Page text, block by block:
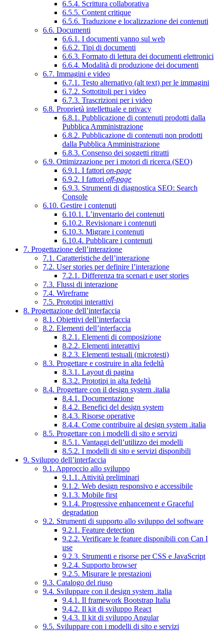
6.5.4. Scrittura collaborativa
6.5.5. Content critique
6.5.6. Traduzione e localizzazione dei contenuti
6.6. Documenti
6.6.1. I documenti vanno sul web
6.6.2. Tipi di documenti
6.6.3. Formato di lettura dei documenti elettronici
6.6.4. Modalità di produzione dei documenti
6.7. Immagini e video
6.7.1. Testo alternativo (alt text) per le immagini
6.7.2. Sottotitoli per i video
6.7.3. Trascrizioni per i video
6.8. Proprietà intellettuale e privacy
6.8.1. Pubblicazione di contenuti prodotti dalla
Pubblica Amministrazione
6.8.2. Pubblicazione di contenuti non prodotti
dalla Pubblica Amministrazione
6.8.3. Consenso dei soggetti ritratti
6.9. Ottimizzazione per i motori di ricerca (SEO)
6.9.1. I fattori on-page
6.9.2. I fattori off-page
6.9.3. Strumenti di diagnostica SEO: Search
Console
6.10. Gestire i contenuti
6.10.1. L’inventario dei contenuti
6.10.2. Revisionare i contenuti
6.10.3. Migrare i contenuti
6.10.4. Pubblicare i contenuti
7. Progettazione dell’interazione
7.1. Caratteristiche dell’interazione
7.2. User stories per definire l’interazione
7.2.1. Differenza tra scenari e user stories
7.3. Flussi di interazione
7.4. Wireframe
7.5. Prototipi interattivi
8. Progettazione dell’interfaccia
8.1. Obiettivi dell’interfaccia
8.2. Elementi dell’interfaccia
8.2.1. Elementi di composizione
8.2.2. Elementi interattivi
8.2.3. Elementi testuali (microtesti)
8.3. Progettare e costruire in alta fedeltà
8.3.1. Layout di pagina
8.3.2. Prototipi in alta fedeltà
8.4. Progettare con il design system .italia
8.4.1. Documentazione
8.4.2. Benefici del design system
8.4.3. Risorse operative
8.4.4. Come contribuire al design system .italia
8.5. Progettare con i modelli di sito e servizi
8.5.1. Vantaggi dell’utilizzo dei modelli
8.5.2. I modelli di sito e servizi disponibili
9. Sviluppo dell’interfaccia
9.1. Approccio allo sviluppo
9.1.1. Attività preliminari
9.1.2. Web design responsivo e accessibile
9.1.3. Mobile first
9.1.4. Progressive enhancement e Graceful
degradation
9.2. Strumenti di supporto allo sviluppo del software
9.2.1. Feature detection
9.2.2. Verificare le feature disponibili con Can I
use
9.2.3. Strumenti e risorse per CSS e JavaScript
9.2.4. Supporto browser
9.2.5. Misurare le prestazioni
9.3. Catalogo del riuso
9.4. Sviluppare con il design system .italia
9.4.1. Il framework Bootstrap Italia
9.4.2. Il kit di sviluppo React
9.4.3. Il kit di sviluppo Angular
9.5. Sviluppare con i modelli di sito e servizi